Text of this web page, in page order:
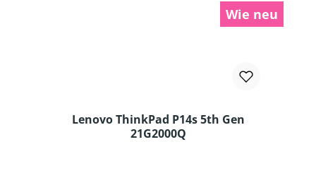
Wie neu
Lenovo ThinkPad P14s 5th Gen
21G2000Q